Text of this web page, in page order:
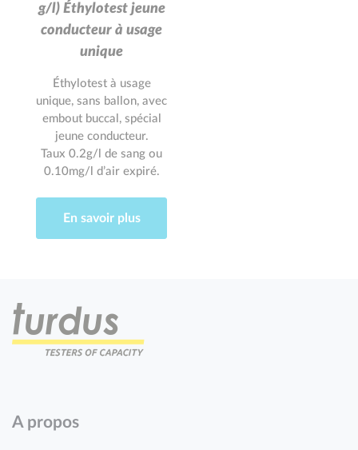
g/l) Éthylotest jeune
conducteur à usage
unique
Éthylotest à usage
unique, sans ballon, avec
embout buccal, spécial
jeune conducteur.
Taux 0.2g/l de sang ou
0.10mg/l d’air expiré.
En savoir plus
A propos